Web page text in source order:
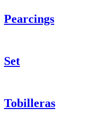
Pearcings
Set
Tobilleras